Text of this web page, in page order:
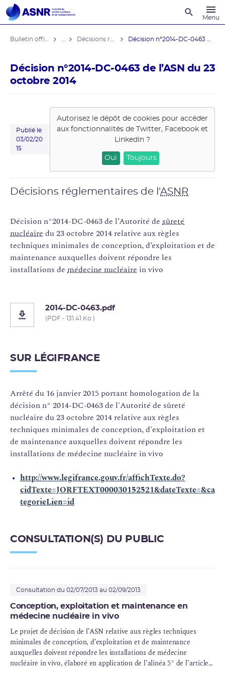
Menu
Décision n°2014-DC-0463 de l’ASN du 23
octobre 2014
Publié le
03/02/20
15
Autorisez le dépôt de cookies pour accéder
aux fonctionnalités de Twitter, Facebook et
LinkedIn?
Oui Toujours
Décisions réglementaires de l'ASNR
Décision n°2014-DC-0463 de l’Autorité de sûreté
nucléaire du 23 octobre 2014 relative aux règles
techniques minimales de conception, d’exploitation et de
maintenance auxquelles doivent répondre les
installations de médecine nucléaire in vivo
2014-DC-0463.pdf
(PDF - 131.41 Ko )
SUR LÉGIFRANCE
Arrêté du 16 janvier 2015 portant homologation de la
décision n° 2014-DC-0463 de l'Autorité de sûreté
nucléaire du 23 octobre 2014 relative aux règles
techniques minimales de conception, d'exploitation et
de maintenance auxquelles doivent répondre les
installations de médecine nucléaire in vivo
http://www.legifrance.gouv.fr/affichTexte.do?
cidTexte=JORFTEXT000030152521&dateTexte=&ca
tegorieLien=id
CONSULTATION(S) DU PUBLIC
Consultation du 02/07/2013 au 02/09/2013
Conception, exploitation et maintenance en
médecine nucléaire in vivo
Le projet de décision de l’ASN relative aux règles techniques
minimales de conception, d’exploitation et de maintenance
auxquelles doivent répondre les installations de médecine
nucléaire in vivo, élaboré en application de l’alinéa 5° de l’article